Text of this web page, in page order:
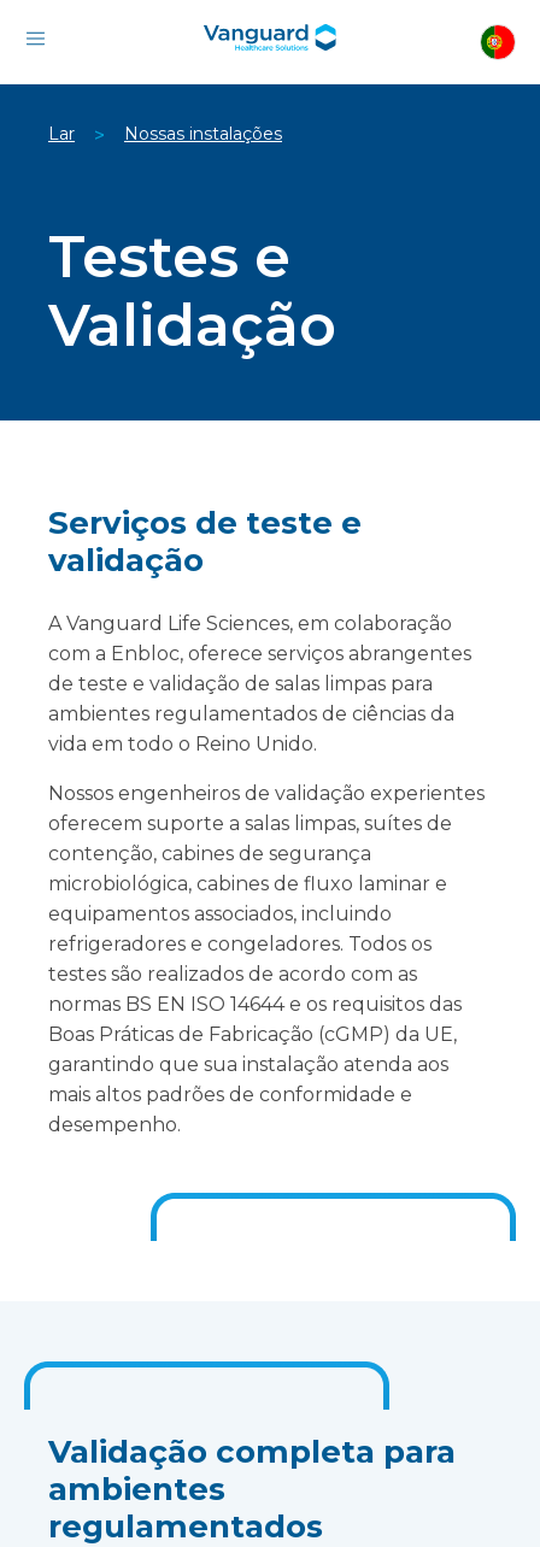
Lar > Nossas instalações
Testes e
Validação
Serviços de teste e
validação
A Vanguard Life Sciences, em colaboração
com a Enbloc, oferece serviços abrangentes
de teste e validação de salas limpas para
ambientes regulamentados de ciências da
vida em todo o Reino Unido.
Nossos engenheiros de validação experientes
oferecem suporte a salas limpas, suítes de
contenção, cabines de segurança
microbiológica, cabines de fluxo laminar e
equipamentos associados, incluindo
refrigeradores e congeladores. Todos os
testes são realizados de acordo com as
normas BS EN ISO 14644 e os requisitos das
Boas Práticas de Fabricação (cGMP) da UE,
garantindo que sua instalação atenda aos
mais altos padrões de conformidade e
desempenho.
Validação completa para
ambientes
regulamentados